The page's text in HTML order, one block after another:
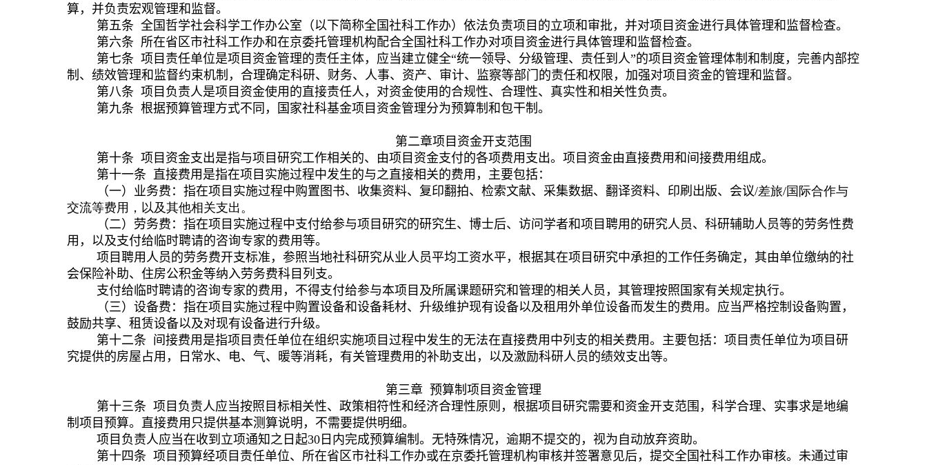
算，并负责宏观管理和监督。
第五条 全国哲学社会科学工作办公室（以下简称全国社科工作办）依法负责项目的立项和审批，并对项目资金进行具体管理和监督检查。
第六条 所在省区市社科工作办和在京委托管理机构配合全国社科工作办对项目资金进行具体管理和监督检查。
第七条 项目责任单位是项目资金管理的责任主体，应当建立健全“统一领导、分级管理、责任到人”的项目资金管理体制和制度，完善内部控
制 、绩效管理和 监督约束机制，合理确定科研、财务、人事、资产、审计、监察等部门的责任和权限 ， 加强对项目资金的管理和监督。
第八条 项目负责人是项目资金使用的直接责任人，对资金使用的合规性、合理性、真实性和相关性负责。
第九条 根据预算管理方式不同，国家社科基金项目资金管理分为预算制和包干制。
第二章项目资金开支范围
第十条 项目资金支出是指与项目 研究工作相关的、由项目资金支付的各项费用 支出。项目资金由直接费用和间接费用组成。
第十一条 直接费用是指在项目 实施过程中发生的与之直接相关的费用， 主要包括：
（一）业务费：指在项目 实施过程中购置图书、收集资料、复印翻拍、检索文献、采集数据、翻译资料、印刷出版、会议/差旅/国际合作与
交流等费用，以及其他相关支出。
（二）劳务费：指在项目实施过程中支付给参与项目研究的研究生、博士后、访问学者和项目聘用的研究人员、科研辅助人员等的劳务性费
用，以及支付给临时聘请的咨询专家的费用等。
项目聘用人员的劳务费开支标准，参照当地社科研究从业人员平均工资水平，根据其在项目研究中承担的工作任务确定 ， 其由单位缴纳的社
会保险补助、住房公积金等纳入劳务费科目列支。
支付给临时聘请的咨询专家的费用，不得支付给参与本项目及所属课题研究和管理的相关人员 ，其管理按照国家有关规定执行。
（三）设备费：指在项目 实施过程中购置设备和设备耗材、升级维护现有设备以及租用外单位设备而发生的费用。应当严格控制设备购置，
鼓励共享、租赁设备以及对现有设备进行升级。
第十二条 间接费用是指项目 责任单位在组织实施项目过程中发生的无法在直接费用中列支的相关费用。主要包括： 项目 责任单位为项目研
究提供的房屋占用，日常水、电、气、暖等消耗，有关管理费用的补助支出，以及激励科研人员的绩效支出等。
第三章 预算制项目资金管理
第十三条 项目负责人应当按照目标相关性、政策相符性和经济合理性原则，根据项目研究需要和资金开支范围，科学合理、实事求是地编
制项目预算。直接费用只提供基本测算说明，不需要提供明细。
项目负责人应当在收到立项通知之日起30日内完成预算编制。无特殊情况，逾期不提交的，视为自动放弃资助。
第十四条 项目预算经项目 责任单位、所在省区市社科工作办或在京委托管理机构审核并签署意见后，提交全国社科工作办审核。未通过审